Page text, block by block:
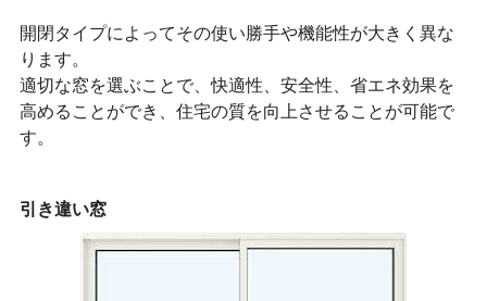
開閉タイプによってその使い勝手や機能性が大きく異な
ります。
適切な窓を選ぶことで、快適性、安全性、省エネ効果を
高めることができ、住宅の質を向上させることが可能で
す。
引き違い窓